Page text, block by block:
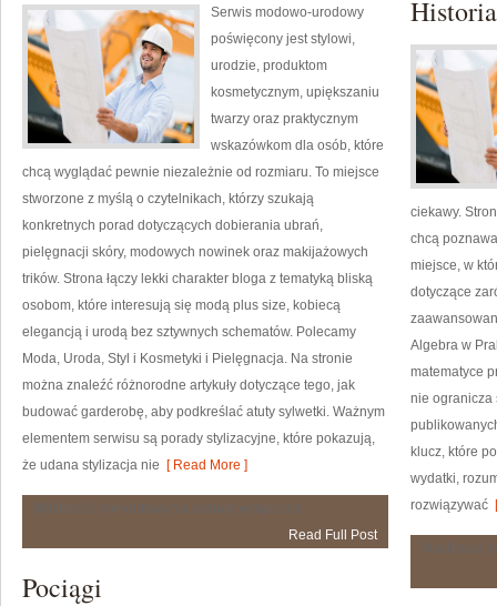
Serwis modowo-urodowy
poświęcony jest stylowi,
urodzie, produktom
kosmetycznym, upiększaniu
twarzy oraz praktycznym
wskazówkom dla osób, które
chcą wyglądać pewnie niezależnie od rozmiaru. To miejsce
stworzone z myślą o czytelnikach, którzy szukają
konkretnych porad dotyczących dobierania ubrań,
pielęgnacji skóry, modowych nowinek oraz makijażowych
trików. Strona łączy lekki charakter bloga z tematyką bliską
osobom, które interesują się modą plus size, kobiecą
elegancją i urodą bez sztywnych schematów. Polecamy
Moda, Uroda, Styl i Kosmetyki i Pielęgnacja. Na stronie
można znaleźć różnorodne artykuły dotyczące tego, jak
budować garderobę, aby podkreślać atuty sylwetki. Ważnym
elementem serwisu są porady stylizacyjne, które pokazują,
że udana stylizacja nie [ Read More ]
Read Full Post
ciekawy.
chcą
miejsce, w
dotyczące
Algebra w
matematyce
nie ogranicza
klucz, które
wydatki,
rozwiązywać
Pociągi